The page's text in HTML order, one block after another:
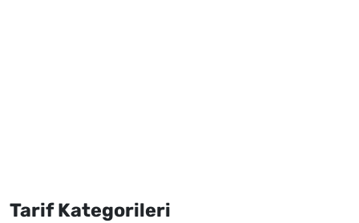
Tarif Kategorileri